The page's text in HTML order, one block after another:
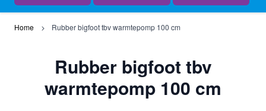
Home Rubber bigfoot tbv warmtepomp 100 cm
Rubber bigfoot tbv
warmtepomp 100 cm